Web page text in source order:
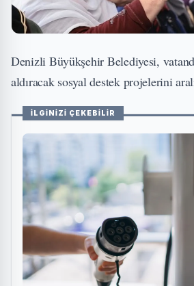
Denizli Büyükşehir Belediyesi,
aldıracak sosyal destek projelerini
İLGİNİZİ ÇEKEBİLİR